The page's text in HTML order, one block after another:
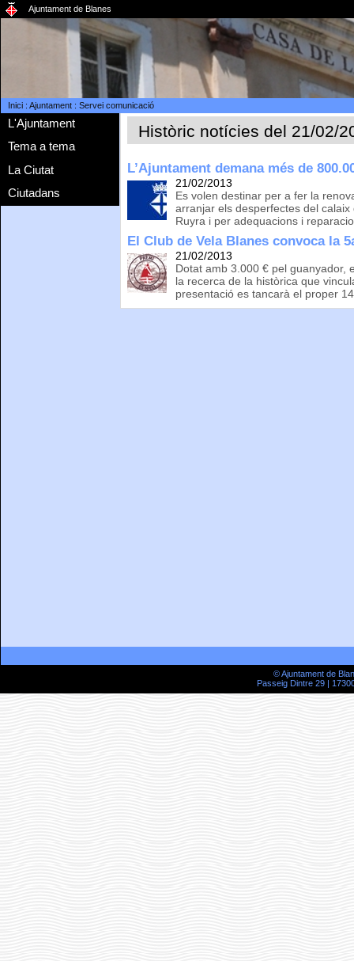
Ajuntament de Blanes
Inici: Ajuntament: Servei comunicació
L'Ajuntament
Tema a tema
La Ciutat
Ciutadans
Històric notícies del 21/02/
L’Ajuntament demana més de
21/02/2013
Es volen destinar per a fer la
arranjar els desperfectes del
Ruyra i per adequacions i
El Club de Vela Blanes convoca la
21/02/2013
Dotat amb 3.000 € pel guanyador,
la recerca de la històrica que
presentació es tancarà el proper
© Ajuntament de
Passeig Dintre 29 |